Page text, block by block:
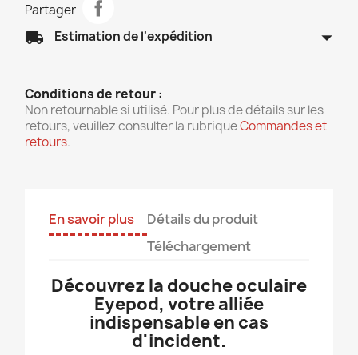
Partager
local_shipping Estimation de l'expédition arrow_drop_down
Conditions de retour :
Non retournable si utilisé. Pour plus de détails sur les
retours, veuillez consulter la rubriqueCommandes et
retours.
En savoir plus
Détails du produit
Téléchargement
Découvrez la douche oculaire
Eyepod, votre alliée
indispensable en cas
d'incident.